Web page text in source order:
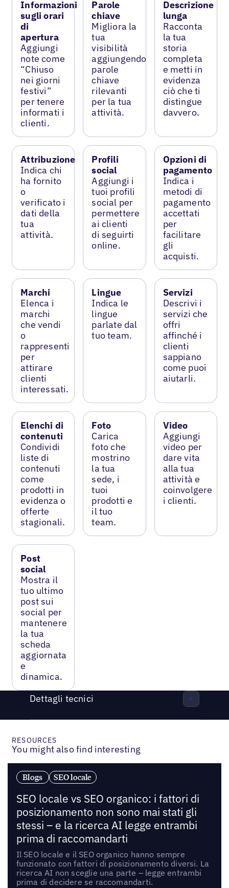
Informazioni
sugli orari
di
apertura
Aggiungi
note come
“Chiuso
nei giorni
festivi”
per tenere
informati i
clienti.
Parole
chiave
Migliora la
tua
visibilità
aggiungendo
parole
chiave
rilevanti
per la tua
attività.
Descrizione
lunga
Racconta
la tua
storia
completa
e metti in
evidenza
ciò che ti
distingue
davvero.
Attribuzione
Indica chi
ha fornito
o
verificato i
dati della
tua
attività.
Profili
social
Aggiungi i
tuoi profili
social per
permettere
ai clienti
di seguirti
online.
Opzioni di
pagamento
Indica i
metodi di
pagamento
accettati
per
facilitare
gli
acquisti.
Marchi
Elenca i
marchi
che vendi
o
rappresenti
per
attirare
clienti
interessati.
Lingue
Indica le
lingue
parlate dal
tuo team.
Servizi
Descrivi i
servizi che
offri
affinché i
clienti
sappiano
come puoi
aiutarli.
Elenchi di
contenuti
Condividi
liste di
contenuti
come
prodotti in
evidenza o
offerte
stagionali.
Foto
Carica
foto che
mostrino
la tua
sede, i
tuoi
prodotti e
il tuo
team.
Video
Aggiungi
video per
dare vita
alla tua
attività e
coinvolgere
i clienti.
Post
social
Mostra il
tuo ultimo
post sui
social per
mantenere
la tua
scheda
aggiornata
e
dinamica.
Dettagli tecnici
RESOURCES
You might also find interesting
Blogs SEO locale
SEO locale vs SEO organico: i fattori di
posizionamento non sono mai stati gli
stessi – e la ricerca AI legge entrambi
prima di raccomandarti
Il SEO locale e il SEO organico hanno sempre
funzionato con fattori di posizionamento diversi. La
ricerca AI non sceglie una parte – legge entrambi
prima di decidere se raccomandarti.